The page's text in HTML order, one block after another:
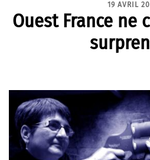
19 AVRIL
Ouest France ne